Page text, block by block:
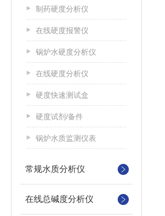
制药硬度分析仪
在线硬度报警仪
锅炉水硬度分析仪
在线硬度分析仪
硬度快速测试盒
硬度试剂/备件
锅炉水质监测仪表
常规水质分析仪
在线总碱度分析仪